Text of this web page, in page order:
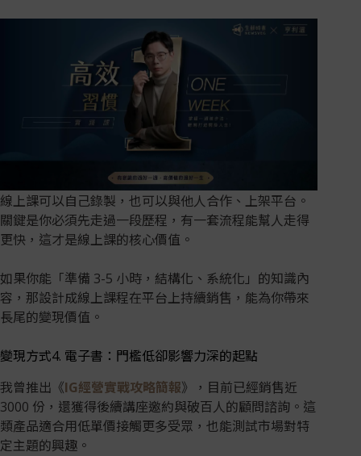
線上課可以自己錄製，也可以與他人合作、上架平台。
關鍵是你必須先走過一段歷程，有一套流程能幫人走得
更快，這才是線上課的核心價值。
如果你能「準備 3-5 小時，結構化、系統化」的知識內
容，那設計成線上課程在平台上持續銷售，能為你帶來
長尾的變現價值。
變現方式4. 電子書：門檻低卻影響力深的起點
我曾推出《IG經營實戰攻略簡報》，目前已經銷售近
3000 份，還獲得後續講座邀約與破百人的顧問諮詢。這
類產品適合用低單價接觸更多受眾，也能測試市場對特
定主題的興趣。